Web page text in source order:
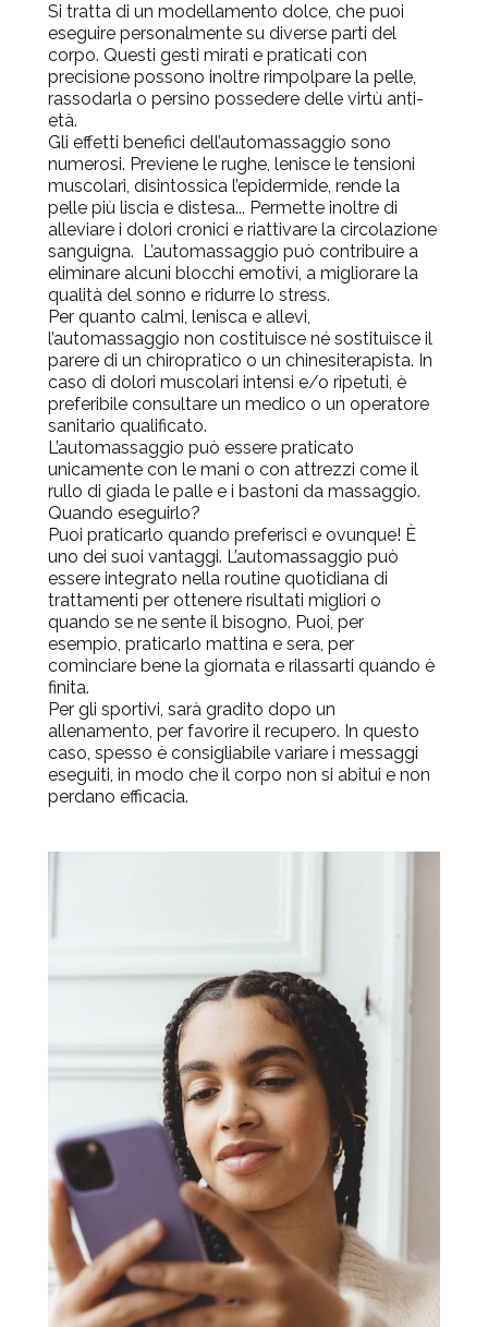
Si tratta di un modellamento dolce, che puoi
eseguire personalmente su diverse parti del
corpo. Questi gesti mirati e praticati con
precisione possono inoltre rimpolpare la pelle,
rassodarla o persino possedere delle virtù anti-
età.
Gli effetti benefici dell’automassaggio sono
numerosi. Previene le rughe, lenisce le tensioni
muscolari, disintossica l’epidermide, rende la
pelle più liscia e distesa... Permette inoltre di
alleviare i dolori cronici e riattivare la circolazione
sanguigna. L’automassaggio può contribuire a
eliminare alcuni blocchi emotivi, a migliorare la
qualità del sonno e ridurre lo stress.
Per quanto calmi, lenisca e allevi,
l’automassaggio non costituisce né sostituisce il
parere di un chiropratico o un chinesiterapista. In
caso di dolori muscolari intensi e/o ripetuti, è
preferibile consultare un medico o un operatore
sanitario qualificato.
L’automassaggio può essere praticato
unicamente con le mani o con attrezzi come il
rullo di giada le palle e i bastoni da massaggio.
Quando eseguirlo?
Puoi praticarlo quando preferisci e ovunque! È
uno dei suoi vantaggi. L’automassaggio può
essere integrato nella routine quotidiana di
trattamenti per ottenere risultati migliori o
quando se ne sente il bisogno. Puoi, per
esempio, praticarlo mattina e sera, per
cominciare bene la giornata e rilassarti quando è
finita.
Per gli sportivi, sarà gradito dopo un
allenamento, per favorire il recupero. In questo
caso, spesso è consigliabile variare i messaggi
eseguiti, in modo che il corpo non si abitui e non
perdano efficacia.